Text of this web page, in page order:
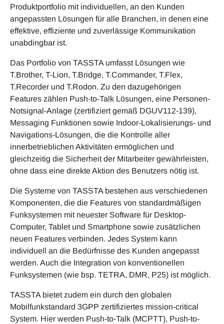
Produktportfolio mit individuellen, an den Kunden
angepassten Lösungen für alle Branchen, in denen eine
effektive, effiziente und zuverlässige Kommunikation
unabdingbar ist.
Das Portfolio von TASSTA umfasst Lösungen wie
T.Brother, T-Lion, T.Bridge, T.Commander, T.Flex,
T.Recorder und T.Rodon. Zu den dazugehörigen
Features zählen Push-to-Talk Lösungen, eine Personen-
Notsignal-Anlage (zertifiziert gemäß DGUV112-139),
Messaging Funktionen sowie Indoor-Lokalisierungs- und
Navigations-Lösungen, die die Kontrolle aller
innerbetrieblichen Aktivitäten ermöglichen und
gleichzeitig die Sicherheit der Mitarbeiter gewährleisten,
ohne dass eine direkte Aktion des Benutzers nötig ist.
Die Systeme von TASSTA bestehen aus verschiedenen
Komponenten, die die Features von standardmäßigen
Funksystemen mit neuester Software für Desktop-
Computer, Tablet und Smartphone sowie zusätzlichen
neuen Features verbinden. Jedes System kann
individuell an die Bedürfnisse des Kunden angepasst
werden. Auch die Integration von konventionellen
Funksystemen (wie bsp. TETRA, DMR, P25) ist möglich.
TASSTA bietet zudem ein durch den globalen
Mobilfunkstandard 3GPP zertifiziertes mission-critical
System. Hier werden Push-to-Talk (MCPTT), Push-to-